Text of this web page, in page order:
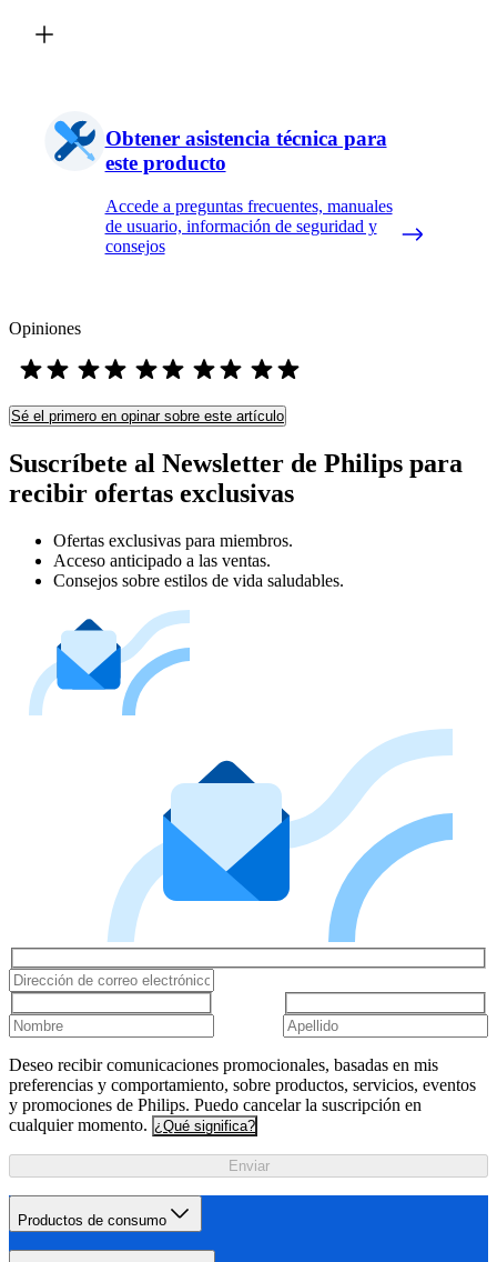
Obtener asistencia técnica para
este producto
Accede a preguntas frecuentes, manuales
de usuario, información de seguridad y
consejos
Opiniones
Sé el primero en opinar sobre este artículo
Suscríbete al Newsletter de Philips para
recibir ofertas exclusivas
Ofertas exclusivas para miembros.
Acceso anticipado a las ventas.
Consejos sobre estilos de vida saludables.
Deseo recibir comunicaciones promocionales, basadas en mis
preferencias y comportamiento, sobre productos, servicios, eventos
y promociones de Philips. Puedo cancelar la suscripción en
cualquier momento. ¿Qué significa?
Enviar
Productos de consumo